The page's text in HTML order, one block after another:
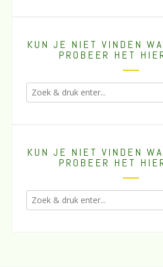
KUN JE NIET VINDEN
PROBEER HET
KUN JE NIET VINDEN
PROBEER HET